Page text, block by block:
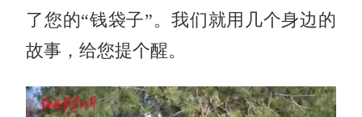
了您的“钱袋子”。我们就用几个身边的
故事，给您提个醒。